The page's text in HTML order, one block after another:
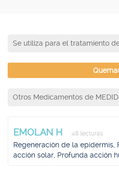
Se utiliza para el tratamiento
Otros Medicamentos de
EMOLAN H 48 lecturas
Regeneración de la epidermis,
acción solar, Profunda acción